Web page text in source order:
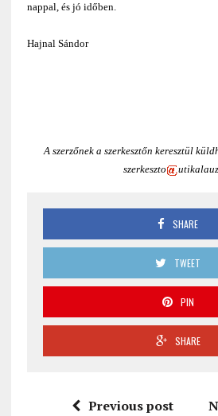
nappal, és jó időben.
Hajnal Sándor
A szerzőnek a szerkesztőn keresztül
szerkeszto
SHARE
TWEET
PIN
SHARE
Previous post